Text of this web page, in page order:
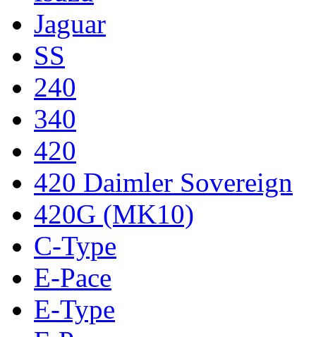
Jaguar
SS
240
340
420
420 Daimler Sovereign
420G (MK10)
C-Type
E-Pace
E-Type